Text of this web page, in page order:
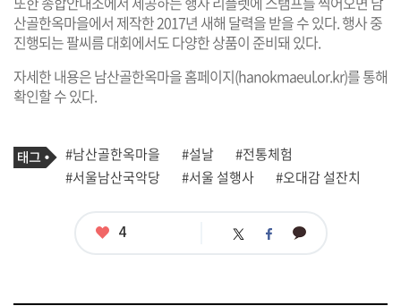
산골한옥마을에서 제작한 2017년 새해 달력을 받을 수 있다. 행사 중
진행되는 팔씨름 대회에서도 다양한 상품이 준비돼 있다.
자세한 내용은 남산골한옥마을 홈페이지(hanokmaeul.or.kr)를 통해
확인할 수 있다.
기
사
관
련
태
그
#남산골한옥마을 #설날
#전통체험
#서울남산국악당
#서울 설행사 #오대감 설잔치
좋
4 트 페 카